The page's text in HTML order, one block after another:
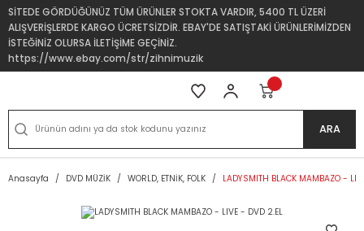
SİTEDE GÖRDÜĞÜNÜZ TÜM ÜRÜNLER STOKTA VARDIR, 5400 TL ÜZERİ
ALIŞVERİŞLERDE KARGO ÜCRETSİZDİR. EBAY'DE SATIŞTAKİ ÜRÜNLERİMİZDEN
İSTEĞİNİZ OLURSA İLETİŞİME GEÇİNİZ.
https://www.ebay.com/str/zihnimuzik
ARA
Anasayfa DVD MÜZİK WORLD, ETNİK, FOLK LADYSMITH BLACK MAMBAZO -